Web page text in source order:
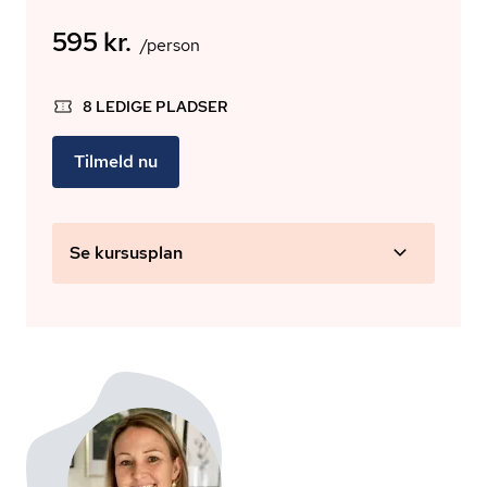
595 kr. /person
8 LEDIGE PLADSER
Tilmeld nu
Se kursusplan